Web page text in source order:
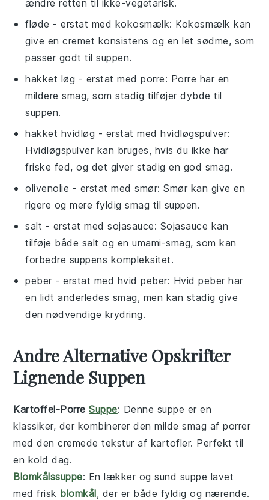
ændre retten til ikke-vegetarisk.
fløde - erstat med kokosmælk: Kokosmælk kan
give en cremet konsistens og en let sødme, som
passer godt til suppen.
hakket løg - erstat medporre: Porre har en
mildere smag, som stadig tilføjer dybde til
suppen.
hakket hvidløg - erstat medhvidløgspulver:
Hvidløgspulver kan bruges, hvis du ikke har
friske fed, og det giver stadig en god smag.
olivenolie - erstat medsmør: Smør kan give en
rigere og mere fyldig smag til suppen.
salt - erstat medsojasauce: Sojasauce kan
tilføje både salt og en umami-smag, som kan
forbedre suppens kompleksitet.
peber - erstat med hvid peber: Hvid peber har
en lidt anderledes smag, men kan stadig give
den nødvendige krydring.
Andre Alternative Opskrifter
Lignende Suppen
Kartoffel-PorreSuppe: Denne suppe er en
klassiker, der kombinerer den milde smag afporrer
med den cremede tekstur af kartofler. Perfekt til
en kold dag.
Blomkålssuppe: En lækker og sund suppe lavet
med frisk blomkål, der er både fyldig og nærende.